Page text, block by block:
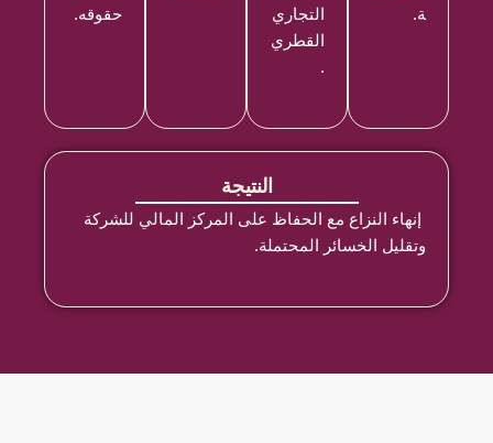
ة.
التجاري
القطري
.
حقوقه.
النتيجة
إنهاء النزاع مع الحفاظ على المركز المالي للشركة
وتقليل الخسائر المحتملة.